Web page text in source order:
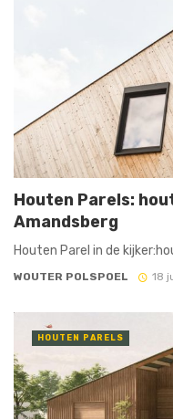
Houten Parels:
Amandsberg
Houten Parel in de
WOUTER POLSPOEL 18
HOUTEN PARELS